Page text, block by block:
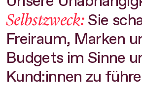
Selbstzweck: Sie
Freiraum, Marken
Budgets im Sinne
Kund:innen zu